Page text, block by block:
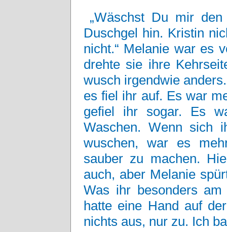
„Wäschst Du mir
Duschgel hin. Kristin
nicht.“ Melanie war es
drehte sie ihre
wusch irgendwie
es fiel ihr auf. Es war
gefiel ihr sogar. Es
Waschen. Wenn sich
wuschen, war es
sauber zu machen.
auch, aber Melanie
Was ihr besonders am
hatte eine Hand auf
nichts aus, nur zu. Ich